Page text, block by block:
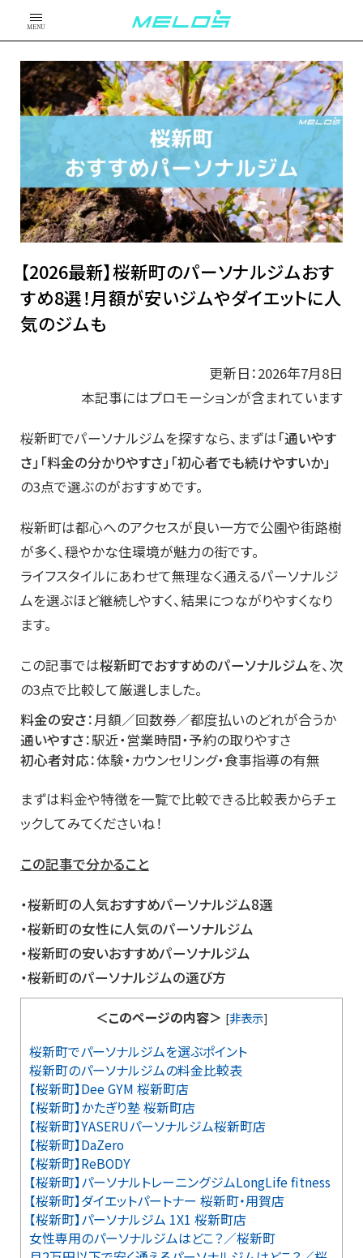
MENU
【2026最新】桜新町のパーソナルジムおす
すめ8選！月額が安いジムやダイエットに人
気のジムも
更新日：2026年7月8日
本記事にはプロモーションが含まれています
桜新町でパーソナルジムを探すなら、まずは「通いやす
さ」「料金の分かりやすさ」「初心者でも続けやすいか」
の3点で選ぶのがおすすめです。
桜新町は都心へのアクセスが良い一方で公園や街路樹
が多く、穏やかな住環境が魅力の街です。
ライフスタイルにあわせて無理なく通えるパーソナルジ
ムを選ぶほど継続しやすく、結果につながりやすくなり
ます。
この記事では桜新町でおすすめのパーソナルジムを、次
の3点で比較して厳選しました。
料金の安さ：月額／回数券／都度払いのどれが合うか
通いやすさ：駅近・営業時間・予約の取りやすさ
初心者対応：体験・カウンセリング・食事指導の有無
まずは料金や特徴を一覧で比較できる比較表からチェ
ックしてみてくださいね！
この記事で分かること
・桜新町の人気おすすめパーソナルジム8選
・桜新町の女性に人気のパーソナルジム
・桜新町の安いおすすめパーソナルジム
・桜新町のパーソナルジムの選び方
＜このページの内容＞ [非表示]
桜新町でパーソナルジムを選ぶポイント
桜新町のパーソナルジムの料金比較表
【桜新町】Dee GYM 桜新町店
【桜新町】かたぎり塾 桜新町店
【桜新町】YASERUパーソナルジム桜新町店
【桜新町】DaZero
【桜新町】ReBODY
【桜新町】パーソナルトレーニングジムLongLife fitness
【桜新町】ダイエットパートナー 桜新町・用賀店
【桜新町】パーソナルジム 1X1 桜新町店
女性専用のパーソナルジムはどこ？／桜新町